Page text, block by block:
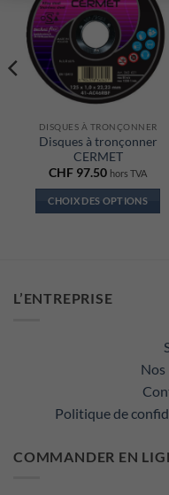
à la liste
d’envies
DISQUES À TRONÇONNER
Disques à tronçonner
CERMET
CHF 97.50 hors TVA
CHOIX DES OPTIONS
variations.
du
L’ENTREPRISE
Nos
Politique de
COMMANDER EN